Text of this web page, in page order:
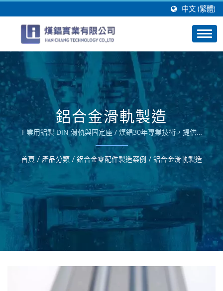
中文 (繁體)
鋁合金滑軌製造
工業用鋁製 DIN 滑軌與固定座 / 熯錩30年專業技術，提供鋁
擠型搭配鋁合金CNC銑床、沖床及折床之30年等加工技術替
客戶製造高品質之工業電腦機殼製造、Panel PC機殼製造、
車載電腦機殼製造、磁碟陣列外殼製造、電動車零組件製造、
鋁面鈑製造等鋁合金產品的OEM及ODM服務。
首頁 / 產品分類 / 鋁合金零配件製造案例 / 鋁合金滑軌製造